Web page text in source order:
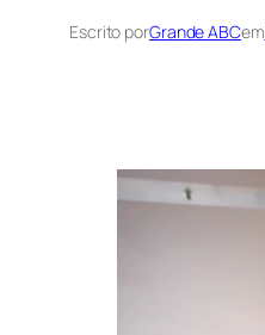
Escrito porGrande ABCem